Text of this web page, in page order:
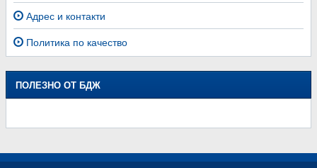
Адрес и контакти
Политика по качество
ПОЛЕЗНО ОТ БДЖ